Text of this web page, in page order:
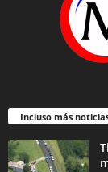
Incluso más